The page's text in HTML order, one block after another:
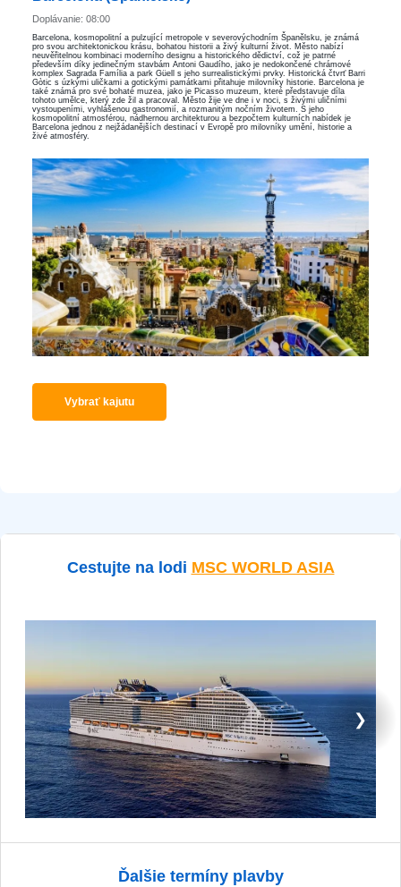
Doplávanie: 08:00
Barcelona, kosmopolitní a pulzující metropole v severovýchodním Španělsku, je známá
pro svou architektonickou krásu, bohatou historii a živý kulturní život. Město nabízí
neuvěřitelnou kombinaci moderního designu a historického dědictví, což je patrné
především díky jedinečným stavbám Antoni Gaudího, jako je nedokončené chrámové
komplex Sagrada Família a park Güell s jeho surrealistickými prvky. Historická čtvrť Barri
Gòtic s úzkými uličkami a gotickými památkami přitahuje milovníky historie. Barcelona je
také známá pro své bohaté muzea, jako je Picasso muzeum, které představuje díla
tohoto umělce, který zde žil a pracoval. Město žije ve dne i v noci, s živými uličními
vystoupeními, vyhlášenou gastronomií, a rozmanitým nočním životem. S jeho
kosmopolitní atmosférou, nádhernou architekturou a bezpočtem kulturních nabídek je
Barcelona jednou z nejžádanějších destinací v Evropě pro milovníky umění, historie a
živé atmosféry.
Vybrať kajutu
Cestujte na lodi MSC WORLD ASIA
❯
Ďalšie termíny plavby